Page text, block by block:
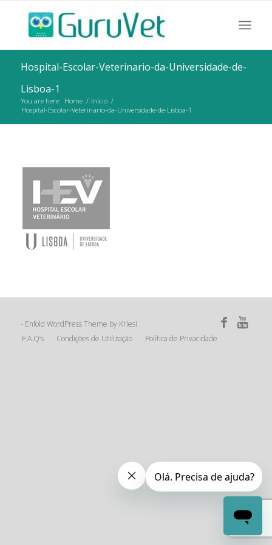
Hospital-Escolar-Veterinario-da-Universidade-de-
Lisboa-1
You are here: Home / Início /
Hospital-Escolar-Veterinario-da-Universidade-de-Lisboa-1
- Enfold WordPress Theme by Kriesi
F.A.Q’s
Condições de Utilização Política de Privacidade